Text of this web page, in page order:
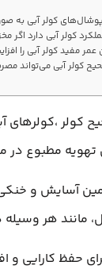
پوشال‌های کولر آبی به
کولر آبی دارد اگر
مفید کولر آبی را
کولر آبی می‌تواند
کولر ،کولرهای
مطبوع در
آسایش و خنکی
مانند هر وسیله
حفظ کارایی